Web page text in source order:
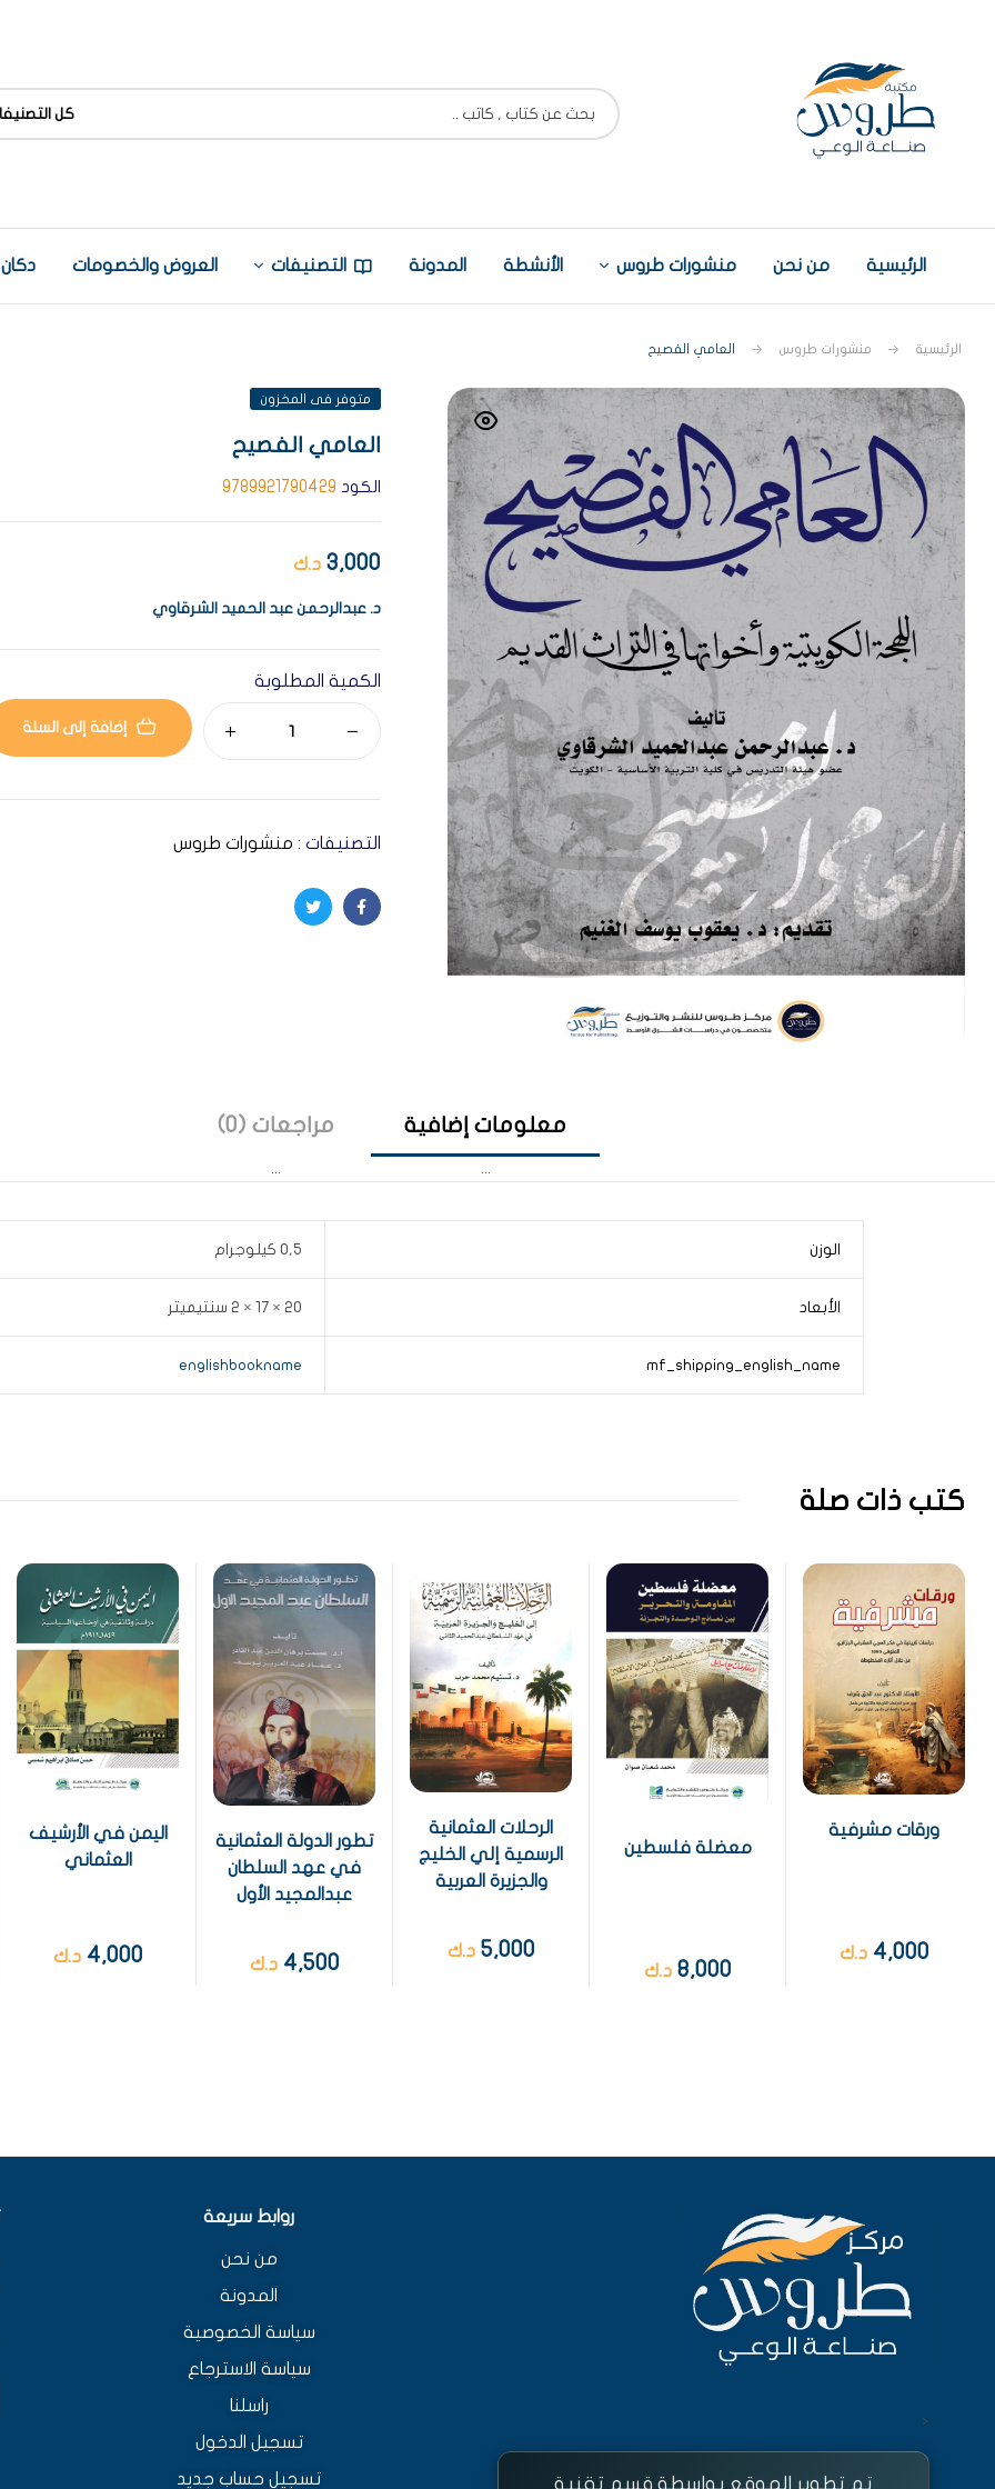
كل
الرئيسية من نحن منشورات طروس الأنشطة المدونة التصنيفات العروض والخصومات
الرئيسية منشورات طروس العامي الفصيح
متوفر فى المخزون
العامي الفصيح
الكود 9789921790429
3,000 د.ك
د. عبدالرحمن عبد الحميد الشرقاوي
الكمية المطلوبة
إضافة إلى السلة
التصنيفات : منشورات طروس
Facebook
Twitter
معلومات إضافية مراجعات (0)
الوزن 0,5 كيلوجرام
الأبعاد 20 × 17 × 2 سنتيميتر
mf_shipping_english_name
englishbookname
كتب ذات صلة
ورقات مشرفية
4,000 د.ك
معضلة فلسطين
8,000 د.ك
الرحلات العثمانية
الرسمية إلي الخليج
والجزيرة العربية
5,000 د.ك
تطور الدولة العثمانية
في عهد السلطان
عبدالمجيد الأول
4,500 د.ك
اليمن في الأرشيف
العثماني
4,000 د.ك
<
تم تطوير الموقع بواسطة قسم تقنية
روابط سريعة
من نحن
المدونة
سياسة الخصوصية
سياسة الاسترجاع
راسلنا
تسجيل الدخول
تسجيل حساب جديد